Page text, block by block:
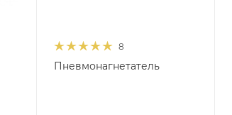
8
Пневмонагнетатель